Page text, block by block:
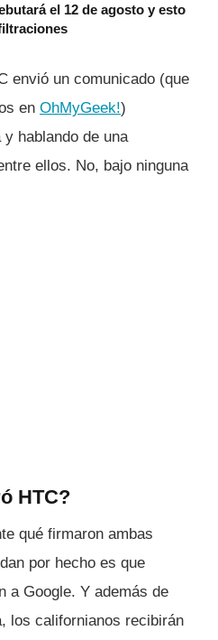
el 12 de agosto y esto
envió un comunicado (que
en OhMyGeek!)
hablando de una
ellos. No, bajo ninguna
HTC?
qué firmaron ambas
por hecho es que
a Google. Y además de
los californianos recibirán